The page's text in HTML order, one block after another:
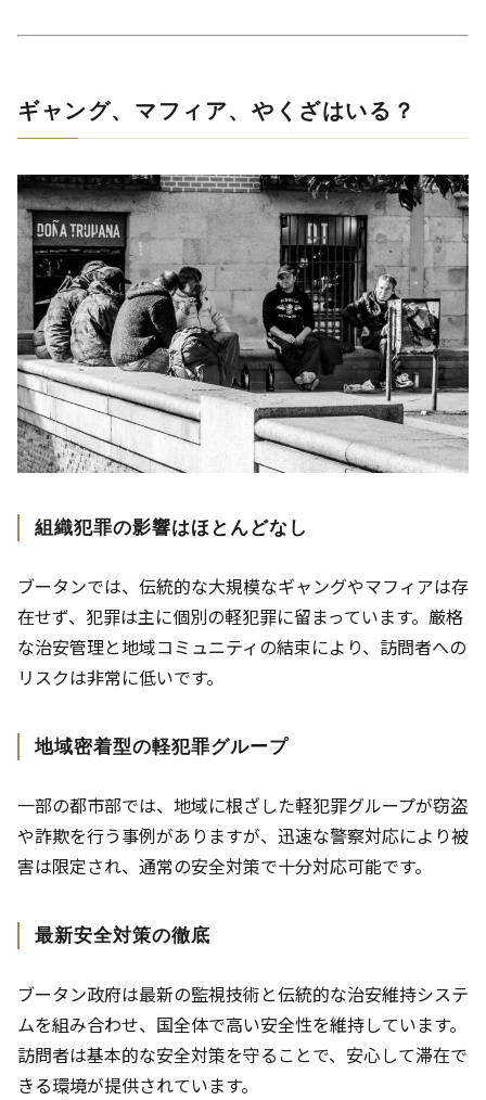
ギャング、マフィア、やくざはいる？
組織犯罪の影響はほとんどなし
ブータンでは、伝統的な大規模なギャングやマフィアは存
在せず、犯罪は主に個別の軽犯罪に留まっています。厳格
な治安管理と地域コミュニティの結束により、訪問者への
リスクは非常に低いです。
地域密着型の軽犯罪グループ
一部の都市部では、地域に根ざした軽犯罪グループが窃盗
や詐欺を行う事例がありますが、迅速な警察対応により被
害は限定され、通常の安全対策で十分対応可能です。
最新安全対策の徹底
ブータン政府は最新の監視技術と伝統的な治安維持システ
ムを組み合わせ、国全体で高い安全性を維持しています。
訪問者は基本的な安全対策を守ることで、安心して滞在で
きる環境が提供されています。